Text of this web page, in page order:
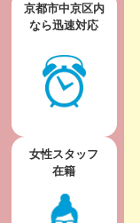
京都市中京区内
なら迅速対応
女性スタッフ
在籍